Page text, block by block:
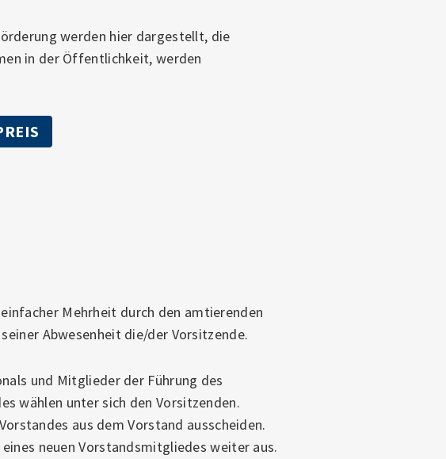
werden hier dargestellt, die
in der Öffentlichkeit, werden
Mehrheit durch den amtierenden
Abwesenheit die/der Vorsitzende.
und Mitglieder der Führung des
wählen unter sich den Vorsitzenden.
aus dem Vorstand ausscheiden.
neuen Vorstandsmitgliedes weiter aus.